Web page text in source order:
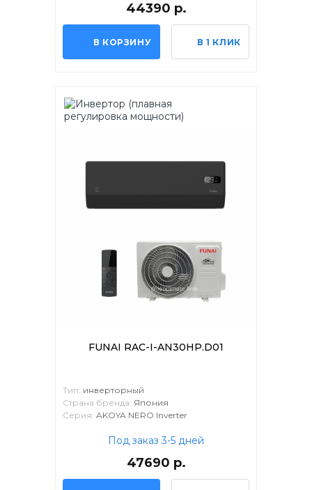
44390 р.
В КОРЗИНУ В 1 КЛИК
FUNAI RAC-I-AN30HP.D01
Тип: инверторный
Страна бренда: Япония
Серия: AKOYA NERO Inverter
Под заказ 3-5 дней
47690 р.